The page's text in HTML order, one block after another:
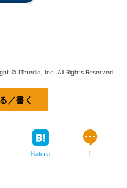
© ITmedia, Inc. All Rights Reserved.
／書く
Hatena 1